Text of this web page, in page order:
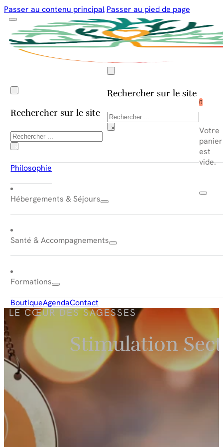
Passer au contenu principal Passer au pied de page
Rechercher sur le site
Rechercher
×
0
Votre
panier
est
vide.
Rechercher sur le site
Rechercher
×
Philosophie
Hébergements & Séjours
Santé & Accompagnements
Formations
BoutiqueAgendaContact
LE CŒUR DES SAGESSES
Stimulation